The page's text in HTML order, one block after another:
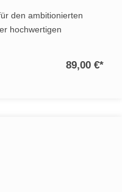
den ambitionierten
hochwertigen
89,00 €*